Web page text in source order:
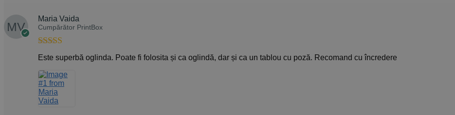
Maria Vaida
Cumpărător PrintBox
Evaluat la5
din 5
Este superbă oglinda. Poate fi folosita și ca oglindă, dar și ca un tablou cu poză. Recomand cu încredere